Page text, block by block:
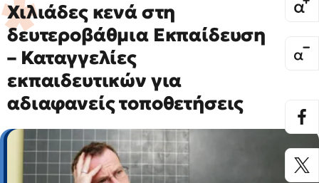
Χιλιάδες κενά στη
δευτεροβάθμια Εκπαίδευση
– Καταγγελίες
εκπαιδευτικών για
αδιαφανείς τοποθετήσεις